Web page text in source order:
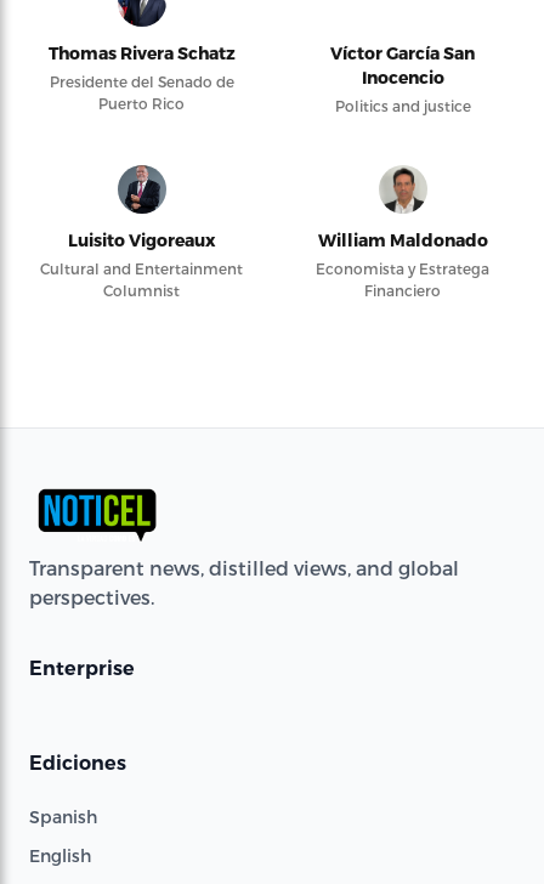
Thomas Rivera Schatz
Presidente del Senado de
Puerto Rico
Víctor García San
Inocencio
Politics and justice
Luisito Vigoreaux
Cultural and Entertainment
Columnist
William Maldonado
Economista y Estratega
Financiero
Transparent news, distilled views, and global
perspectives.
Enterprise
Ediciones
Spanish
English